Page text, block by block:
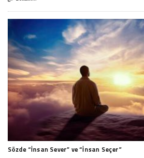
Sözde “İnsan Sever” ve “İnsan Seçer”